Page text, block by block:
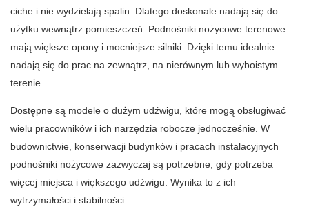
ciche i nie wydzielają spalin. Dlatego doskonale nadają się do
użytku wewnątrz pomieszczeń. Podnośniki nożycowe terenowe
mają większe opony i mocniejsze silniki. Dzięki temu idealnie
nadają się do prac na zewnątrz, na nierównym lub wyboistym
terenie.
Dostępne są modele o dużym udźwigu, które mogą obsługiwać
wielu pracowników i ich narzędzia robocze jednocześnie. W
budownictwie, konserwacji budynków i pracach instalacyjnych
podnośniki nożycowe zazwyczaj są potrzebne, gdy potrzeba
więcej miejsca i większego udźwigu. Wynika to z ich
wytrzymałości i stabilności.